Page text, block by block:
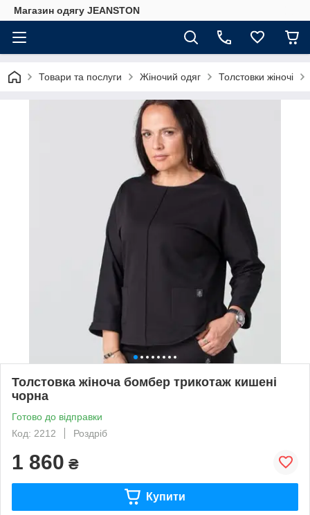
Магазин одягу JEANSTON
Товари та послуги Жіночий одяг Толстовки жіночі
Толстовка жіноча бомбер трикотаж кишені
чорна
Готово до відправки
Код: 2212
Роздріб
1 860 ₴
Купити